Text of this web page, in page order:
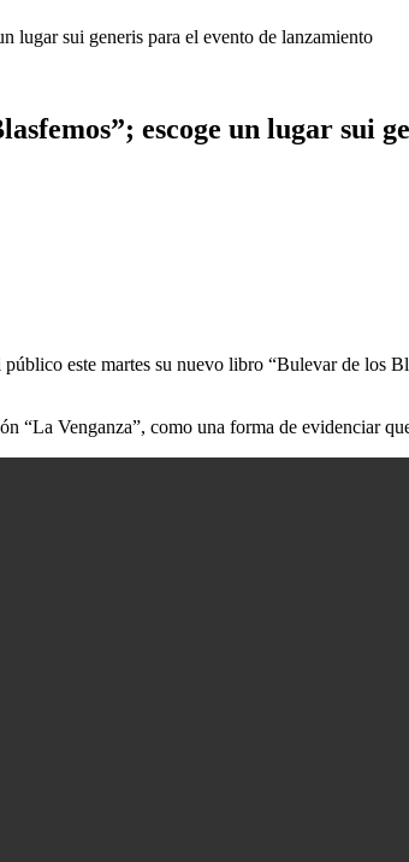
lugar sui generis para el evento de lanzamiento
escoge un lugar sui
este martes su nuevo libro “Bulevar de los
“La Venganza”, como una forma de evidenciar